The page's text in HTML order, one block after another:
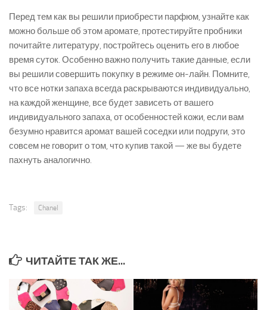
Перед тем как вы решили приобрести парфюм, узнайте как
можно больше об этом аромате, протестируйте пробники
почитайте литературу, постройтесь оценить его в любое
время суток. Особенно важно получить такие данные, если
вы решили совершить покупку в режиме он-лайн. Помните,
что все нотки запаха всегда раскрываются индивидуально,
на каждой женщине, все будет зависеть от вашего
индивидуального запаха, от особенностей кожи, если вам
безумно нравится аромат вашей соседки или подруги, это
совсем не говорит о том, что купив такой — же вы будете
пахнуть аналогично.
Tags: Chanel
ЧИТАЙТЕ ТАК ЖЕ...